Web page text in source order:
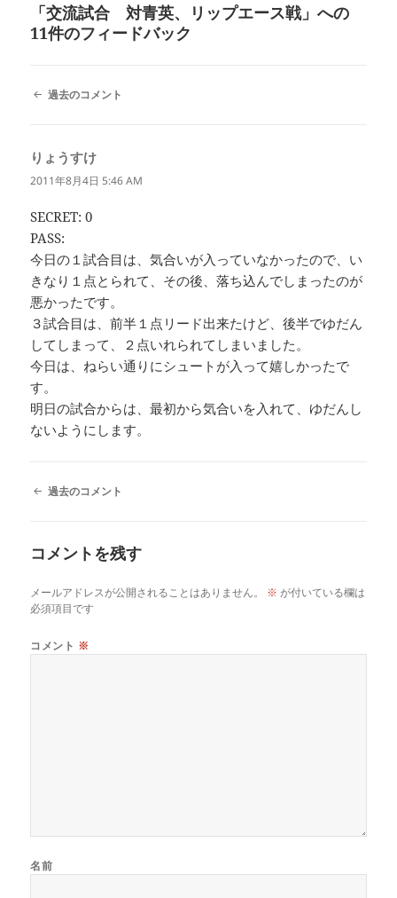
ー
「交流試合 対青英、リップエース戦」への
11件のフィードバック
コ
ナ
ビ
ゲ
シ
ョ
ン
過去のコメント
りょうすけ
り:
2011年8月4日 5:46 AM
SECRET: 0
PASS:
今日の１試合目は、気合いが入っていなかったので、い
きなり１点とられて、その後、落ち込んでしまったのが
悪かったです。
３試合目は、前半１点リード出来たけど、後半でゆだん
してしまって、２点いれられてしまいました。
今日は、ねらい通りにシュートが入って嬉しかったで
す。
明日の試合からは、最初から気合いを入れて、ゆだんし
ないようにします。
コ
ナ
ゲ
ー
シ
ン
過去のコメント
コメントを残す
メールアドレスが公開されることはありません。 ※ が付いている欄は
必須項目です
コメント ※
名前